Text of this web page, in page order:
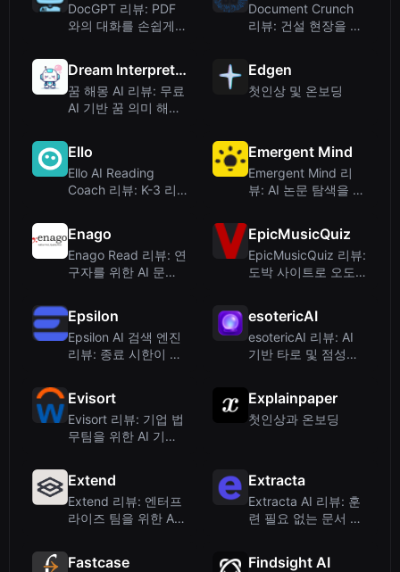
DocGPT 리뷰: PDF
와의 대화를 손쉽게
Document Crunch
리뷰: 건설 현장을 위
Dream Interpretation AI
꿈 해몽 AI 리뷰: 무료
AI 기반 꿈 의미 해석
Edgen
첫인상 및 온보딩
Ello
Ello AI Reading
Coach 리뷰: K-3 리
Emergent Mind
Emergent Mind 리
뷰: AI 논문 탐색을 위
Enago
Enago Read 리뷰: 연
구자를 위한 AI 문헌
EpicMusicQuiz
EpicMusicQuiz 리뷰:
도박 사이트로 오도하
Epsilon
Epsilon AI 검색 엔진
리뷰: 종료 시한이 있
esotericAI
esotericAI 리뷰: AI
기반 타로 및 점성술
Evisort
Evisort 리뷰: 기업 법
무팀을 위한 AI 기반
Explainpaper
첫인상과 온보딩
Extend
Extend 리뷰: 엔터프
라이즈 팀을 위한 AI
Extracta
Extracta AI 리뷰: 훈
련 필요 없는 문서 데
Fastcase Findsight AI